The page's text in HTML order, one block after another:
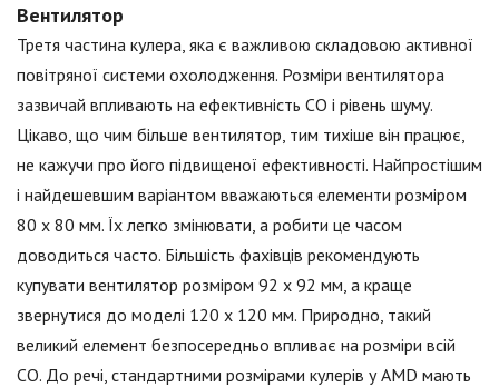
Вентилятор
Третя частина кулера, яка є важливою складовою активної
повітряної системи охолодження. Розміри вентилятора
зазвичай впливають на ефективність СО і рівень шуму.
Цікаво, що чим більше вентилятор, тим тихіше він працює,
не кажучи про його підвищеної ефективності. Найпростішим
і найдешевшим варіантом вважаються елементи розміром
80 x 80 мм. Їх легко змінювати, а робити це часом
доводиться часто. Більшість фахівців рекомендують
купувати вентилятор розміром 92 x 92 мм, а краще
звернутися до моделі 120 x 120 мм. Природно, такий
великий елемент безпосередньо впливає на розміри всій
СО. До речі, стандартними розмірами кулерів у AMD мають